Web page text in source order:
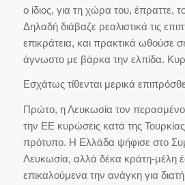
ο ίδιος, για τη χώρα του, έπραττε,
Δηλαδή διάβαζε ρεαλιστικά τις
επικράτεια, και πρακτικά ωθούσε
άγνωστο με βάρκα την ελπίδα.
Εσχάτως τίθενται μερικά
Πρώτο, η Λευκωσία τον
την ΕΕ κυρώσεις κατά της
πρότυπο. Η Ελλάδα ψήφισε στο
Λευκωσία, αλλά δέκα κράτη-μέλη
επικαλούμενα την ανάγκη για